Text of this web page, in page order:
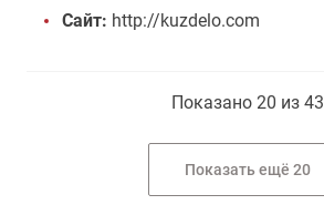
Сайт: http://kuzdelo.com
Показано 20 из 43
Показать ещё 20